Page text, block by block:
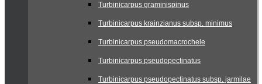
Turbinicarpus graminispinus
Turbinicarpus krainzianus subsp. minimus
Turbinicarpus pseudomacrochele
Turbinicarpus pseudopectinatus
Turbinicarpus pseudopectinatus subsp. jarmilae